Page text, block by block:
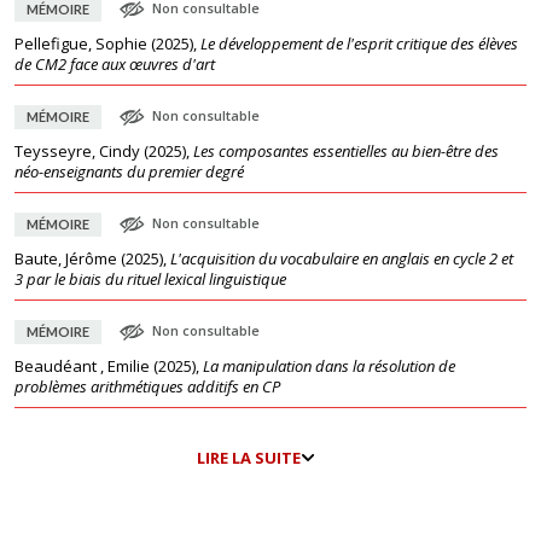
MÉMOIRE Non consultable
Pellefigue, Sophie (2025),Le développement de l'esprit critique des élèves
de CM2 face aux œuvres d'art
MÉMOIRE Non consultable
Teysseyre, Cindy(2025),Les composantes essentielles au bien-être des
néo-enseignants du premier degré
MÉMOIRE Non consultable
Baute, Jérôme (2025),L'acquisition du vocabulaire en anglais en cycle 2 et
3 par le biais du rituel lexical linguistique
MÉMOIRE Non consultable
Beaudéant , Emilie (2025),La manipulation dans la résolution de
problèmes arithmétiques additifs en CP
LIRE LA SUITE